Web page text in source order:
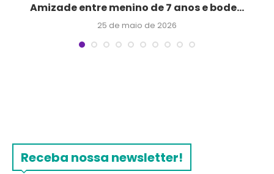
Amizade entre menino de 7 anos e bode...
25 de maio de 2026
Receba nossa newsletter!